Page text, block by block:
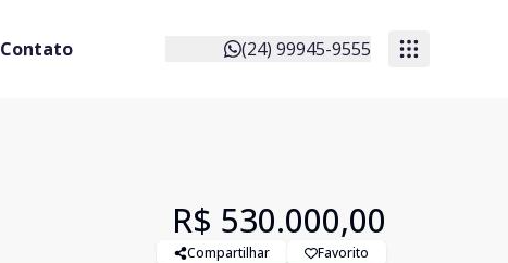
Contato (24) 99945-9555
R$ 530.000,00
Compartilhar Favorito